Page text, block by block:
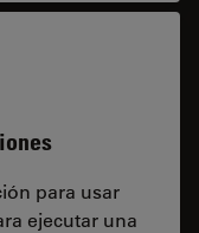
para usar
ejecutar una